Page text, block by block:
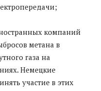
компаний
метана в
газа на
Немецкие
участие в этих